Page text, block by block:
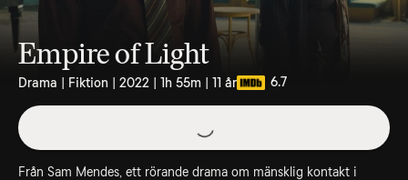
Empire of Light
Drama | Fiktion | 2022 | 1h 55m | 11 år 6.7
Från Sam Mendes, ett rörande drama om mänsklig kontakt i